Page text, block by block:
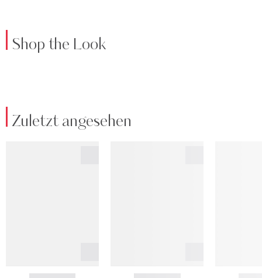
Shop the Look
Zuletzt angesehen